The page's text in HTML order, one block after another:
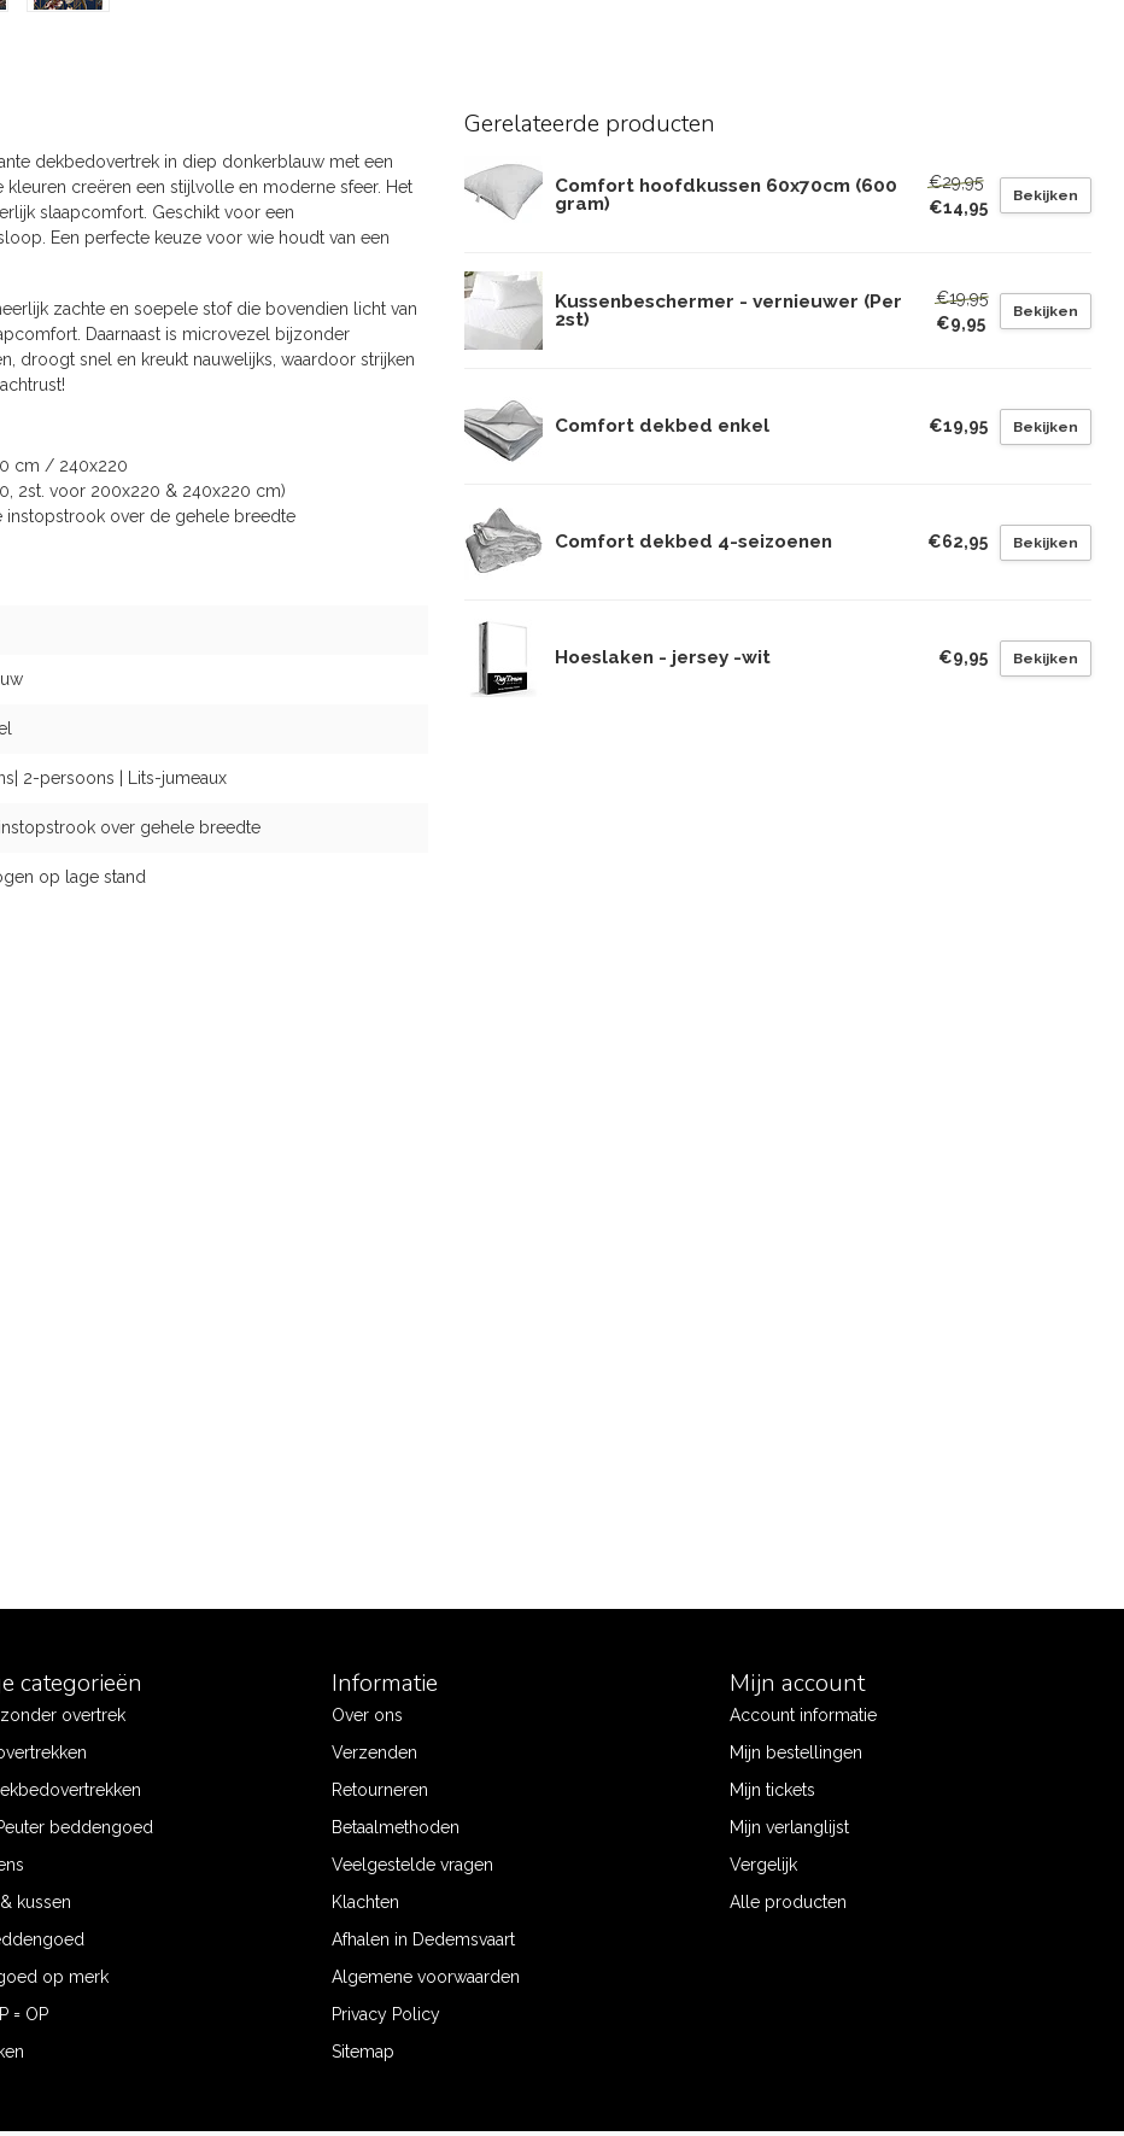
dekbedovertrek in diep donkerblauw met een
creëren een stijlvolle en moderne sfeer. Het
slaapcomfort. Geschikt voor een
Een perfecte keuze voor wie houdt van een
zachte en soepele stof die bovendien licht van
Daarnaast is microvezel bijzonder
droogt snel en kreukt nauwelijks, waardoor strijken
cm / 240x220
2st. voor 200x220 & 240x220 cm)
over de gehele breedte
2-persoons | Lits-jumeaux
over gehele breedte
op lage stand
Gerelateerde producten
Comfort hoofdkussen 60x70cm (600
gram)
€29,95
€14,95
Bekijken
Kussenbeschermer - vernieuwer (Per
2st)
€19,95
€9,95
Bekijken
Comfort dekbed enkel €19,95 Bekijken
Comfort dekbed 4-seizoenen €62,95 Bekijken
Hoeslaken - jersey -wit €9,95 Bekijken
categorieën
overtrek
beddengoed
kussen
op merk
= OP
Informatie
Over ons
Verzenden
Retourneren
Betaalmethoden
Veelgestelde vragen
Klachten
Afhalen in Dedemsvaart
Algemene voorwaarden
Privacy Policy
Sitemap
Mijn account
Account informatie
Mijn bestellingen
Mijn tickets
Mijn verlanglijst
Vergelijk
Alle producten